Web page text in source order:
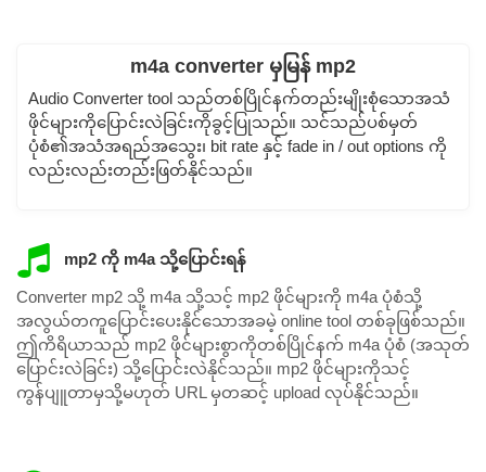
m4a converter မှမြန် mp2
Audio Converter tool သည်တစ်ပြိုင်နက်တည်းမျိုးစုံသောအသံ
ဖိုင်များကိုပြောင်းလဲခြင်းကိုခွင့်ပြုသည်။ သင်သည်ပစ်မှတ်
ပုံစံ၏အသံအရည်အသွေး၊ bit rate နှင့် fade in / out options ကို
လည်းလည်းတည်းဖြတ်နိုင်သည်။
mp2 ကို m4a သို့ပြောင်းရန်
Converter mp2 သို့ m4a သို့သင့် mp2 ဖိုင်များကို m4a ပုံစံသို့
အလွယ်တကူပြောင်းပေးနိုင်သောအခမဲ့ online tool တစ်ခုဖြစ်သည်။
ဤကိရိယာသည် mp2 ဖိုင်များစွာကိုတစ်ပြိုင်နက် m4a ပုံစံ (အသုတ်
ပြောင်းလဲခြင်း) သို့ပြောင်းလဲနိုင်သည်။ mp2 ဖိုင်များကိုသင့်
ကွန်ပျူတာမှသို့မဟုတ် URL မှတဆင့် upload လုပ်နိုင်သည်။